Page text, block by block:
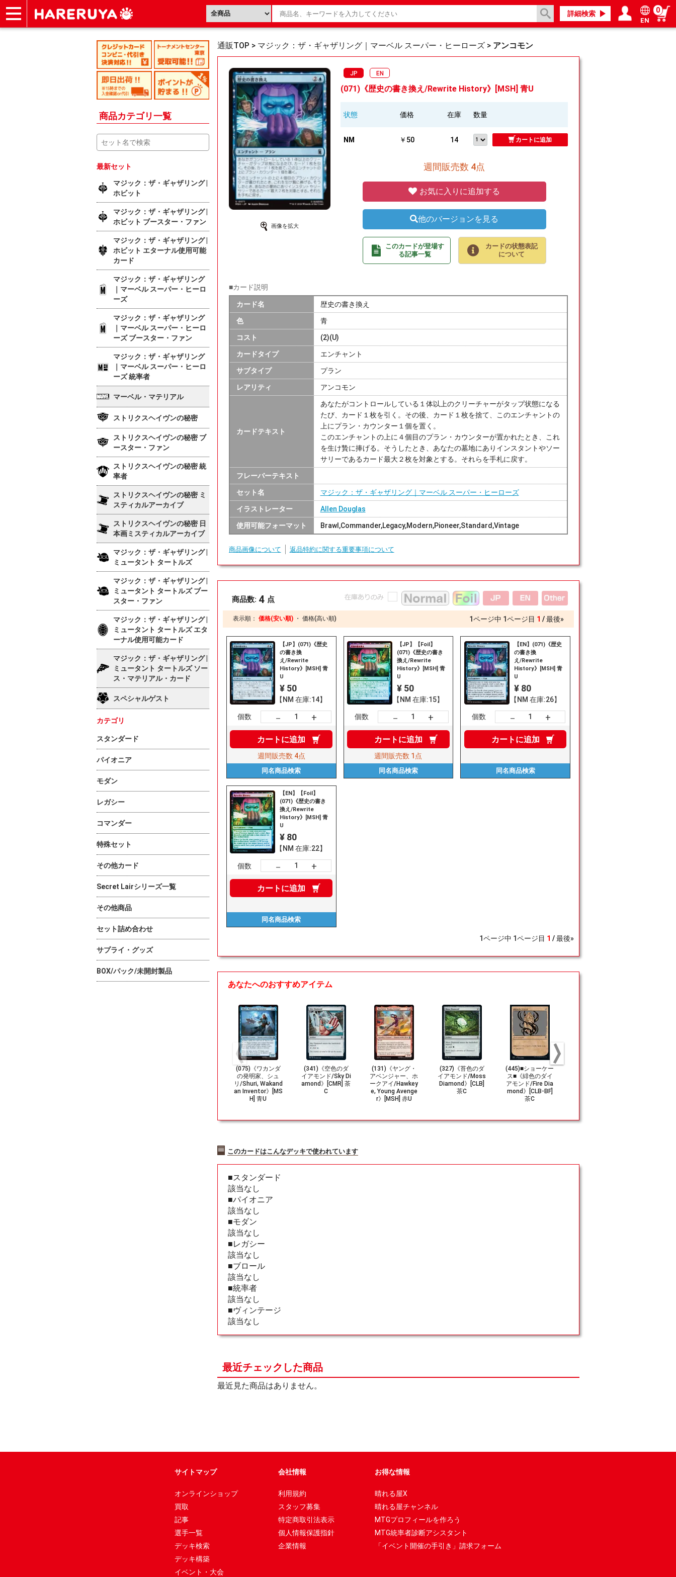
詳細検索
EN
0
商品カテゴリ一覧
通販TOP > マジック：ザ・ギャザリング｜マーベル スーパー・ヒーローズ > アンコモン
画像を拡大
JP EN
(071)《歴史の書き換え/Rewrite History》[MSH] 青U
状態 価格 在庫 数量
NM ￥50 14 カートに追加
週間販売数 4点
お気に入りに追加する
他のバージョンを見る
このカードが登場す
る記事一覧
カードの状態表記
について
■カード説明
カード名 歴史の書き換え
色 青
コスト (2)(U)
カードタイプ エンチャント
サブタイプ プラン
レアリティ アンコモン
カードテキスト
あなたがコントロールしている１体以上のクリーチャーがタップ状態になる
たび、カード１枚を引く。その後、カード１枚を捨て、このエンチャントの
上にプラン・カウンター１個を置く。
このエンチャントの上に４個目のプラン・カウンターが置かれたとき、これ
を生け贄に捧げる。そうしたとき、あなたの墓地にありインスタントやソー
サリーであるカード最大２枚を対象とする。それらを手札に戻す。
フレーバーテキスト
セット名 マジック：ザ・ギャザリング｜マーベル スーパー・ヒーローズ
イラストレーター Allen Douglas
使用可能フォーマット Brawl,Commander,Legacy,Modern,Pioneer,Standard,Vintage
商品画像について 返品特約に関する重要事項について
商品数: 4 点
表示順： 価格(安い順) ・ 価格(高い順) 1ページ中 1ページ目 1 最後»
【JP】(071)《歴史
の書き換
え/Rewrite
History》[MSH] 青
U
¥ 50
【NM 在庫:14】
個数 － +
カートに追加
週間販売数 4点
同名商品検索
【JP】【Foil】
(071)《歴史の書き
換え/Rewrite
History》[MSH] 青
U
¥ 50
【NM 在庫:15】
個数 － +
カートに追加
週間販売数 1点
同名商品検索
【EN】(071)《歴史
の書き換
え/Rewrite
History》[MSH] 青
U
¥ 80
【NM 在庫:26】
個数 － +
カートに追加
同名商品検索
【EN】【Foil】
(071)《歴史の書き
換え/Rewrite
History》[MSH] 青
U
¥ 80
【NM 在庫:22】
個数 － +
カートに追加
同名商品検索
1ページ中 1ページ目 1 最後»
あなたへのおすすめアイテム
(075)《ワカンダ
の発明家、シュ
リ/Shuri, Wakand
an Inventor》[MS
H] 青U
(341)《空色のダ
イアモンド/Sky Di
amond》[CMR] 茶
C
(131)《ヤング・
アベンジャー、ホ
ークアイ/Hawkey
e, Young Avenge
r》[MSH] 赤U
(327)《苔色のダ
イアモンド/Moss
Diamond》[CLB]
茶C
(445)■ショーケー
ス■《緋色のダイ
アモンド/Fire Dia
mond》[CLB-BF]
茶C
このカードはこんなデッキで使われています
■スタンダード
該当なし
■パイオニア
該当なし
■モダン
該当なし
■レガシー
該当なし
■ブロール
該当なし
■統率者
該当なし
■ヴィンテージ
該当なし
最近チェックした商品
最近見た商品はありません。
サイトマップ
オンラインショップ
買取
記事
選手一覧
デッキ検索
デッキ構築
イベント・大会
会社情報
利用規約
スタッフ募集
特定商取引法表示
個人情報保護指針
企業情報
お得な情報
晴れる屋X
晴れる屋チャンネル
MTGプロフィールを作ろう
MTG統率者診断アシスタント
「イベント開催の手引き」請求フォーム